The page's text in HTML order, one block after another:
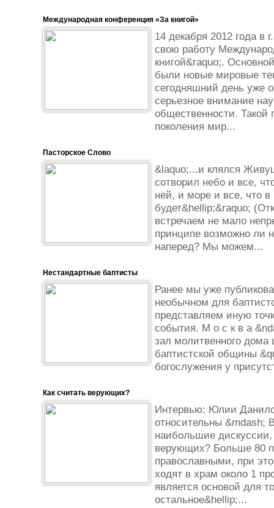
Международная конференция «За книгой»
14 декабря 2012 года в
свою работу
книгой&raquo;.
были новые мировые
сегодняшний день уже
серьезное внимание
общественности.
поколения мир...
Пасторское Слово
&laquo;...и клялся
сотворил небо и все,
ней, и море и все, что
будет&hellip;&raquo;
встречаем не мало
принципе возможно ли
наперед? Мы можем...
Нестандартные баптисты
Ранее мы уже
необычном для
представляем иную
события. М о с к в а
зал молитвенного дома
баптистской общины
богослужения у
Как считать верующих?
Интервью: Юлии
относительны &mdash;
наибольшие дискуссии,
верующих? Больше 80
православными, при
ходят в храм около 1
является основой для
остальное&hellip;...